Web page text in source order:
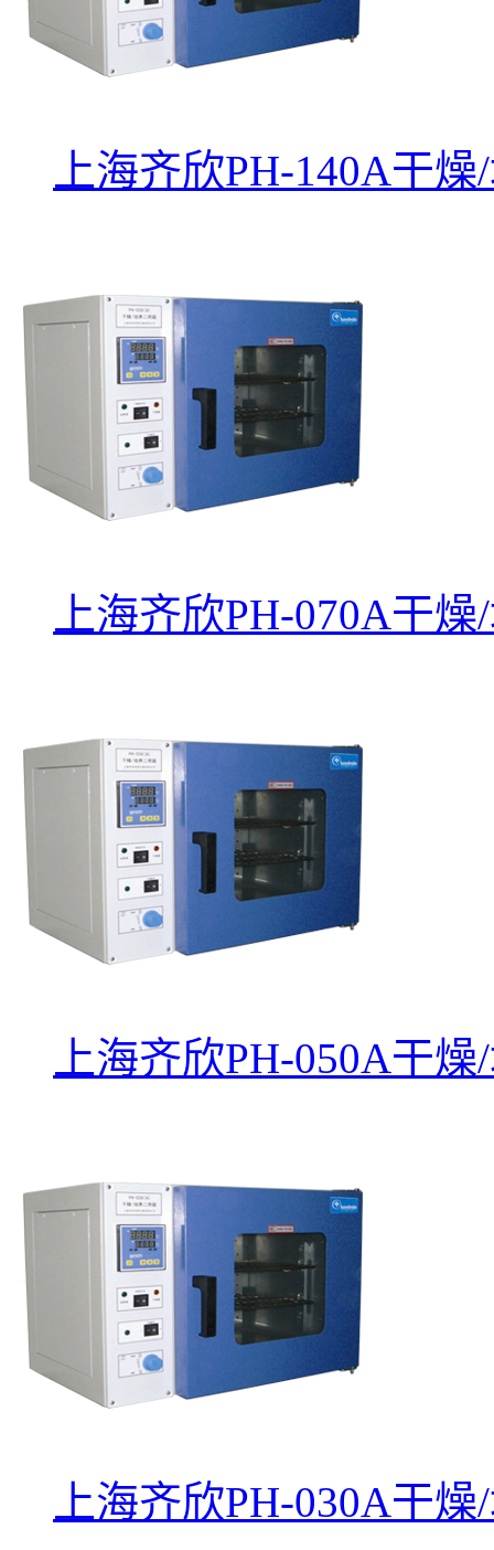
上海齐欣PH-140A干
上海齐欣PH-070A干
上海齐欣PH-050A干
上海齐欣PH-030A干